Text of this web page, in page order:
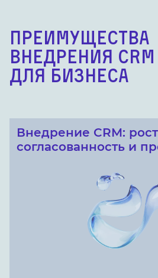
ПРЕИМУЩЕСТВА
ВНЕДРЕНИЯ CRM
ДЛЯ БИЗНЕСА
Внедрение CRM:
согласованность и